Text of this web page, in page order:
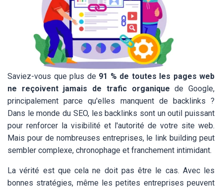
Saviez-vous que plus de 91 % de toutes les pages web
ne reçoivent jamais de trafic organique de Google,
principalement parce qu'elles manquent de backlinks ?
Dans le monde du SEO, les backlinks sont un outil puissant
pour renforcer la visibilité et l'autorité de votre site web.
Mais pour de nombreuses entreprises, le link building peut
sembler complexe, chronophage et franchement intimidant.
La vérité est que cela ne doit pas être le cas. Avec les
bonnes stratégies, même les petites entreprises peuvent